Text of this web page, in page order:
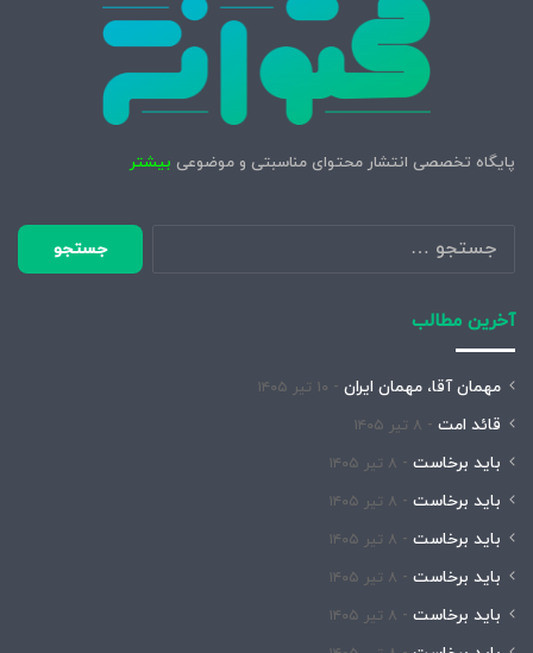
پایگاه تخصصی انتشار محتوای مناسبتی و موضوعی بیشتر
جستجو
برای:
آخرین مطالب
مهمان آقا، مهمان ایران ۱۰ تیر ۱۴۰۵
قائد امت ۸ تیر ۱۴۰۵
باید برخاست ۸ تیر ۱۴۰۵
باید برخاست ۸ تیر ۱۴۰۵
باید برخاست ۸ تیر ۱۴۰۵
باید برخاست ۸ تیر ۱۴۰۵
باید برخاست ۸ تیر ۱۴۰۵